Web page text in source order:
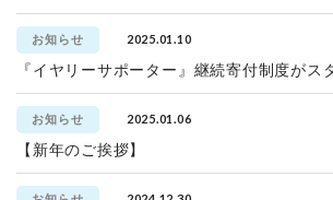
お知らせ 2025.01.10
『イヤリーサポーター』継続寄付制度がス
お知らせ 2025.01.06
【新年のご挨拶】